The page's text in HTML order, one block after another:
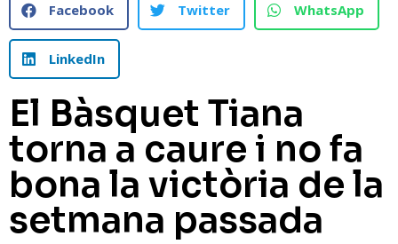
Facebook Twitter WhatsApp
LinkedIn
El Bàsquet Tiana
torna a caure i no fa
bona la victòria de la
setmana passada